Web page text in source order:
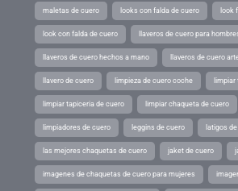
maletas de cuero looks con falda de cuero look
look con falda de cuero llaveros de cuero para
llaveros de cuero hechos a mano llaveros de cuero
llavero de cuero limpieza de cuero coche limpiar
limpiar tapiceria de cuero limpiar chaqueta de cuero
limpiadores de cuero leggins de cuero latigos
las mejores chaquetas de cuero jaket de cuero
imagenes de chaquetas de cuero para mujeres